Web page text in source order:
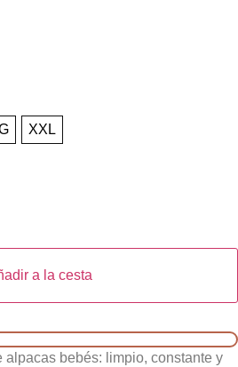
XXL
a la cesta
bebés: limpio, constante y